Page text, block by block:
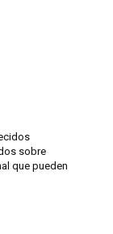
sobre
que pueden